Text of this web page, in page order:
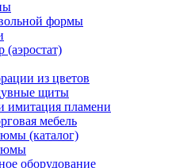
формы
из цветов
щиты
имитация пламени
мебель
(каталог)
оборудование